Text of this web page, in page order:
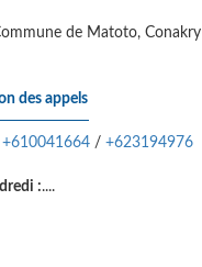
de Matoto, Conakry
des appels
+610041664 / +623194976
:....